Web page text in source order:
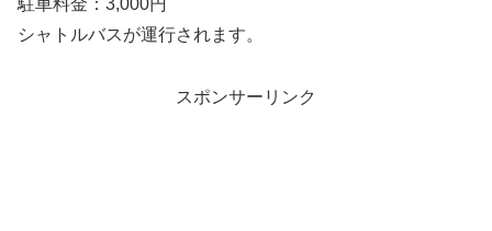
駐車料金：3,000円
シャトルバスが運行されます。
スポンサーリンク